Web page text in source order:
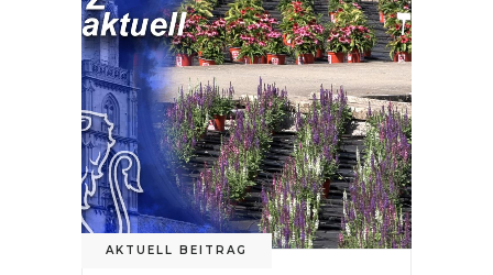
AKTUELL BEITRAG